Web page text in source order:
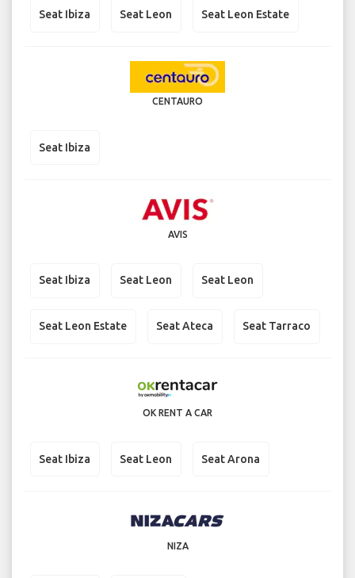
Seat Ibiza Seat Leon Seat Leon Estate
CENTAURO
Seat Ibiza
AVIS
Seat Ibiza Seat Leon Seat Leon
Seat Leon Estate Seat Ateca Seat Tarraco
OK RENT A CAR
Seat Ibiza Seat Leon Seat Arona
NIZA